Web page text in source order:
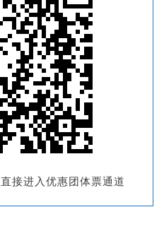
直接进入优惠团体票通道